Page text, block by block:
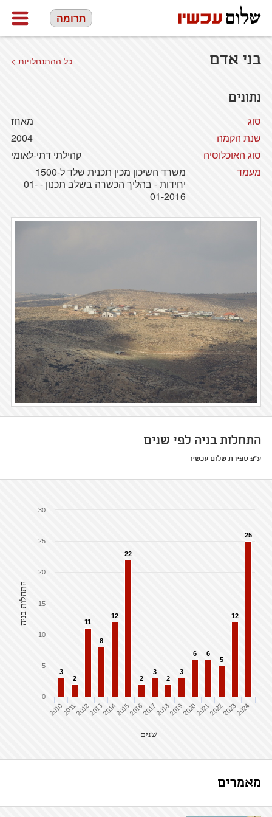
תרומה
בני אדם כל ההתנחלויות >
נתונים
סוג
מאחז
שנת הקמה
2004
סוג האוכלוסיה
קהילתי דתי-לאומי
מעמד
משרד השיכון מכין תכנית שלד ל-1500
יחידות - בהליך הכשרה בשלב תכנון - 01-
01-2016
התחלות בניה לפי שנים
ע"פ ספירת שלום עכשיו
שנים
התחלות בניה
201020112012201320142015201620172018201920202021202220232024
0
5
10
15
20
25
30
3
2
11
8
12
22
2
3
2
3
6
6
5
12
25
מאמרים